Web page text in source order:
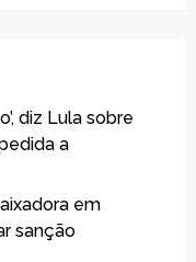
diz Lula sobre
a
em
sanção